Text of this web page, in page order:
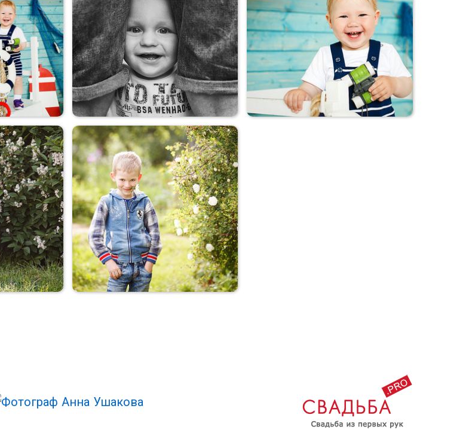
Мальчуган Летний вечерок
Мальчуган